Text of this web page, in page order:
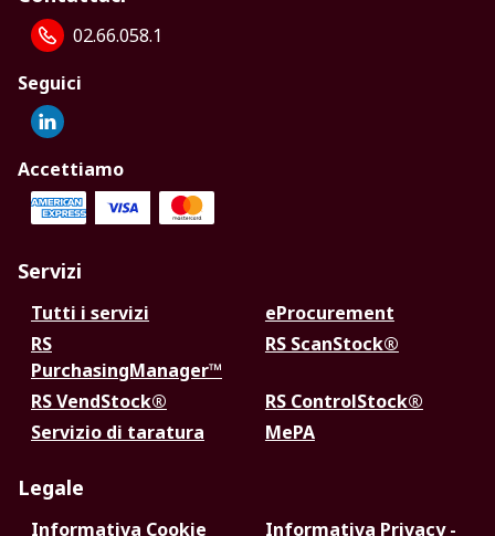
02.66.058.1
Seguici
Accettiamo
Servizi
Tutti i servizi
eProcurement
RS
PurchasingManager™
RS ScanStock®
RS VendStock®
RS ControlStock®
Servizio di taratura
MePA
Legale
Informativa Cookie Informativa Privacy -